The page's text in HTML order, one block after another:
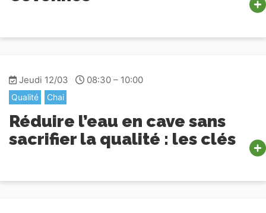
Jeudi 12/03 08:30 – 10:00
Qualité Chai
Réduire l’eau en cave sans
sacrifier la qualité : les clés